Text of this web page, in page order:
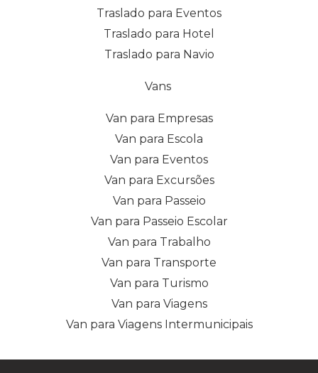
Traslado para Eventos
Traslado para Hotel
Traslado para Navio
Vans
Van para Empresas
Van para Escola
Van para Eventos
Van para Excursões
Van para Passeio
Van para Passeio Escolar
Van para Trabalho
Van para Transporte
Van para Turismo
Van para Viagens
Van para Viagens Intermunicipais